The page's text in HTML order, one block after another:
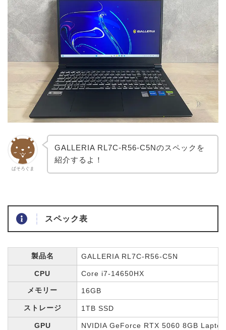
ぱそろぐま
GALLERIA RL7C-R56-C5Nのスペックを
紹介するよ！
スペック表
製品名 GALLERIA RL7C-R56-C5N
CPU Core i7-14650HX
メモリー 16GB
ストレージ 1TB SSD
GPU NVIDIA GeForce RTX 5060 8GB